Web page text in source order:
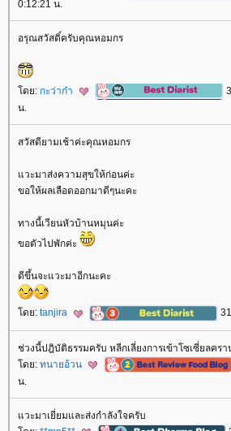
0:12:21 น.
อรุณสวัสดิ์ครับคุณหอมกร
ดย: กะว่าก๋า
น.
สวัสดียามเช้าค่ะคุณหอมกร
วะมาส่งความสุขให้ก่อนค่ะ
ขอให้ผลเลือดออกมาดีๆนะคะ
ทางนี้เวียนหัวบ้านหมุนค่ะ
ขอตัวไปพักค่ะ
ดีขึ้นจะแวะมาอีกนะคะ
ดย: tanjira
ช่วงนี้ปฎิบัติธรรมครับ หลีกเลี่ยงการเข้าโซเซี่ยลครา
ดย: ทนายอ้วน
น.
วะมาเยี่ยมและส่งกำลังใจครับ